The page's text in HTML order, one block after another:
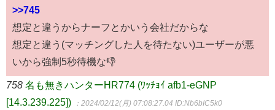
>>745
想定と違うからナーフとかいう会社だからな
想定と違う(マッチングした人を待たない)ユーザーが悪
いから強制5秒待機な👎
758 名も無きハンターHR774 (ﾜｯﾁｮｲ afb1-eGNP
[14.3.239.225])
：2024/02/12(月) 07:08:27.04 ID:Nb6bIC5k0